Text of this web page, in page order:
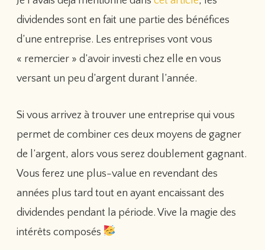
dividendes sont en fait une partie des bénéfices
d’une entreprise. Les entreprises vont vous
« remercier » d’avoir investi chez elle en vous
versant un peu d’argent durant l’année.
Si vous arrivez à trouver une entreprise qui vous
permet de combiner ces deux moyens de gagner
de l’argent, alors vous serez doublement gagnant.
Vous ferez une plus-value en revendant des
années plus tard tout en ayant encaissant des
dividendes pendant la période. Vive la magie des
intérêts composés